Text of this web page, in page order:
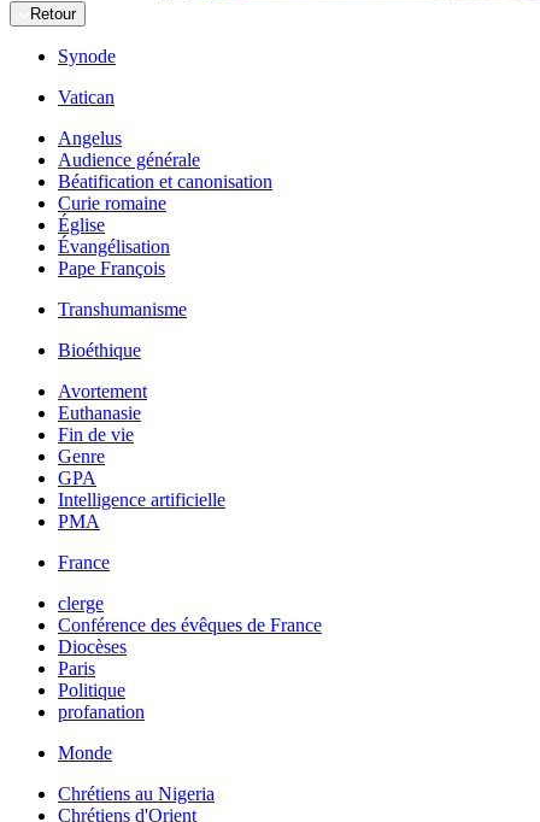
Retour
Synode
Vatican
Angelus
Audience générale
Béatification et canonisation
Curie romaine
Église
Évangélisation
Pape François
Transhumanisme
Bioéthique
Avortement
Euthanasie
Fin de vie
Genre
GPA
Intelligence artificielle
PMA
France
clerge
Conférence des évêques de France
Diocèses
Paris
Politique
profanation
Monde
Chrétiens au Nigeria
Chrétiens d'Orient